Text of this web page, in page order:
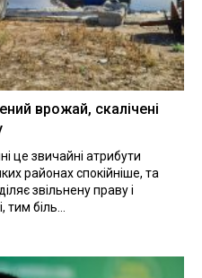
врожай, скалічені
це звичайні атрибути
районах спокійніше, та
звільнену праву і
біль...